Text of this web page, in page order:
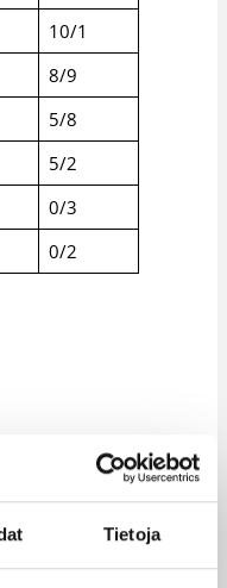
Tietoja
10/1
8/9
5/8
5/2
0/3
0/2
Jämsä